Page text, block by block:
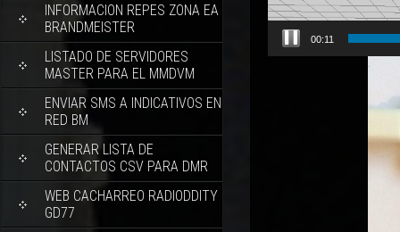
INFORMACION REPES ZONA EA
BRANDMEISTER
LISTADO DE SERVIDORES
MASTER PARA EL MMDVM
ENVIAR SMS A INDICATIVOS EN
RED BM
GENERAR LISTA DE
CONTACTOS CSV PARA DMR
WEB CACHARREO RADIODDITY
GD77
00:12